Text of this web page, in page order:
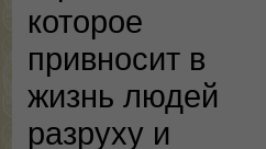
которое
привносит в
жизнь людей
разруху и